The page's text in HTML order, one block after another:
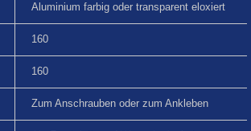
Aluminium farbig oder transparent eloxiert
160
160
Zum Anschrauben oder zum Ankleben